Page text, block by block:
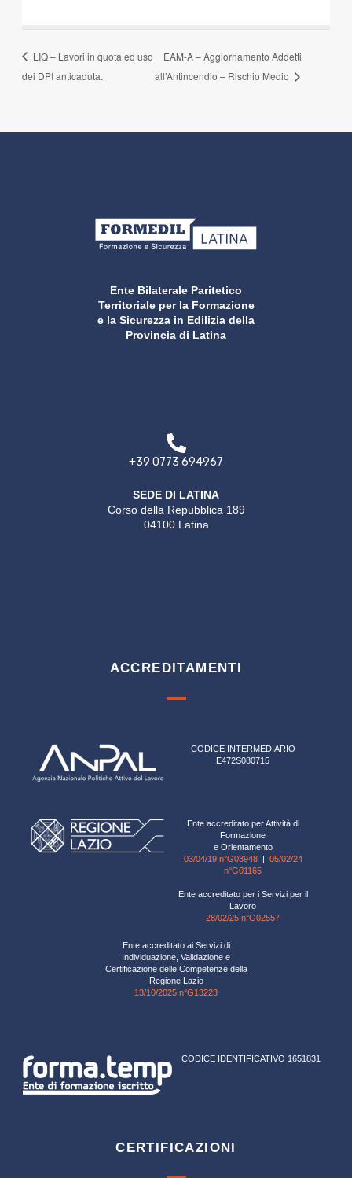
LIQ – Lavori in quota ed uso
dei DPI anticaduta.
EAM-A – Aggiornamento Addetti
all’Antincendio – Rischio Medio
Ente Bilaterale Paritetico
Territoriale per la Formazione
e la Sicurezza in Edilizia della
Provincia di Latina
+39 0773 694967
SEDE DI LATINA
Corso della Repubblica 189
04100 Latina
ACCREDITAMENTI
CODICE INTERMEDIARIO
E472S080715
Ente accreditato per Attività di
Formazione
e Orientamento
03/04/19 n°G03948| 05/02/24
n°G01165
Ente accreditato per i Servizi per il
Lavoro
28/02/25 n°G02557
Ente accreditato ai Servizi di
Individuazione, Validazione e
Certificazione delle Competenze della
Regione Lazio
13/10/2025 n°G13223
CODICE IDENTIFICATIVO 1651831
CERTIFICAZIONI